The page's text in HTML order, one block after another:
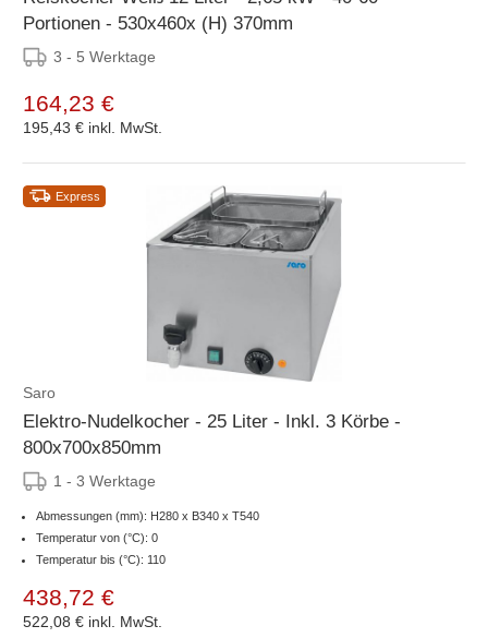
Portionen - 530x460x (H) 370mm
3 - 5 Werktage
164,23 €
195,43 € inkl. MwSt.
Express
Saro
Elektro-Nudelkocher - 25 Liter - Inkl. 3 Körbe -
800x700x850mm
1 - 3 Werktage
Abmessungen (mm): H280 x B340 x T540
Temperatur von (°C): 0
Temperatur bis (°C): 110
438,72 €
522,08 € inkl. MwSt.